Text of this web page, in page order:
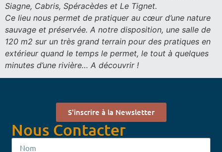
Siagne, Cabris, Spéracèdes et Le Tignet.
Ce lieu nous permet de pratiquer au cœur d’une nature
sauvage et préservée. A notre disposition, une salle de
120 m2 sur un très grand terrain pour des pratiques en
extérieur quand le temps le permet, le tout à quelques
minutes d’une rivière… A découvrir !
S'inscrire à la Newsletter
Nous Contacter